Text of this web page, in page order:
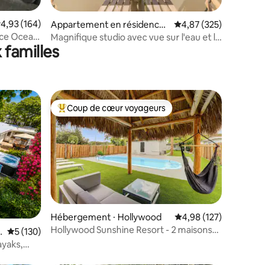
: 4,85 sur 5
moyenne sur la base de 164 commentaires : 4,93 sur 5
4,93 (164)
Ocean
Appartement en résidence ⋅
North Bay Village
Évaluation moyenne
4,87 (325)
Magnifique studio avec vue sur l'eau et le
centre-ville.
familles
: 5 sur 5
appréciés
Évaluation moyenne sur la base de 130 commentaires : 5 sur 5
5 (130)
Coups de cœur voyageurs les plus appréciés
Coup de cœur voyageurs
Hébergement ⋅ Hollywood Évaluation moyenne
4,98 (127)
Hollywood Sunshine Resort - 2 maisons